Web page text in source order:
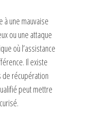
à une mauvaise
ou une attaque
où l’assistance
Il existe
de récupération
peut mettre